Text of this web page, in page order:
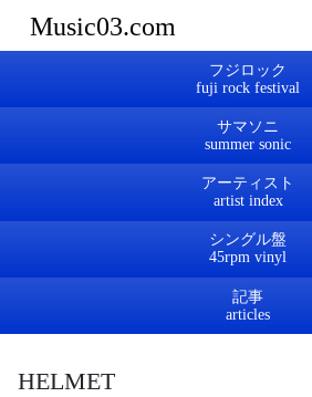
Music03.com
フジロック
サマソニ
アーティスト
シングル盤
記事
HELMET